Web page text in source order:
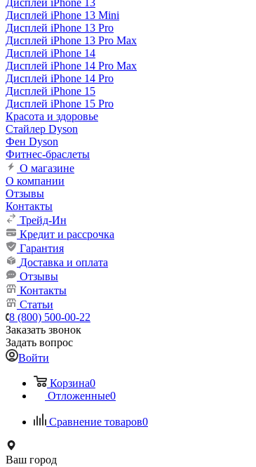
Дисплей iPhone 13
Дисплей iPhone 13 Mini
Дисплей iPhone 13 Pro
Дисплей iPhone 13 Pro Max
Дисплей iPhone 14
Дисплей iPhone 14 Pro Max
Дисплей iPhone 14 Pro
Дисплей iPhone 15
Дисплей iPhone 15 Pro
Красота и здоровье
Стайлер Dyson
Фен Dyson
Фитнес-браслеты
О магазине
О компании
Отзывы
Контакты
Трейд-Ин
Кредит и рассрочка
Гарантия
Доставка и оплата
Отзывы
Контакты
Статьи
8 (800) 500-00-22
Заказать звонок
Задать вопрос
Войти
Корзина0
Отложенные0
Сравнение товаров0
Ваш город